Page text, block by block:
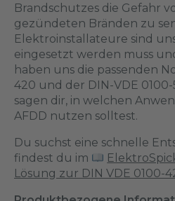
Brandschutzes die Gefahr
gezündeten Bränden zu
Elektroinstallateure sind
eingesetzt werden muss
haben uns die passenden
420 und der DIN-VDE
sagen dir, in welchen
AFDD nutzen solltest.
Du suchst eine schnelle
findest du im
Lösung zur DIN VDE 0100-